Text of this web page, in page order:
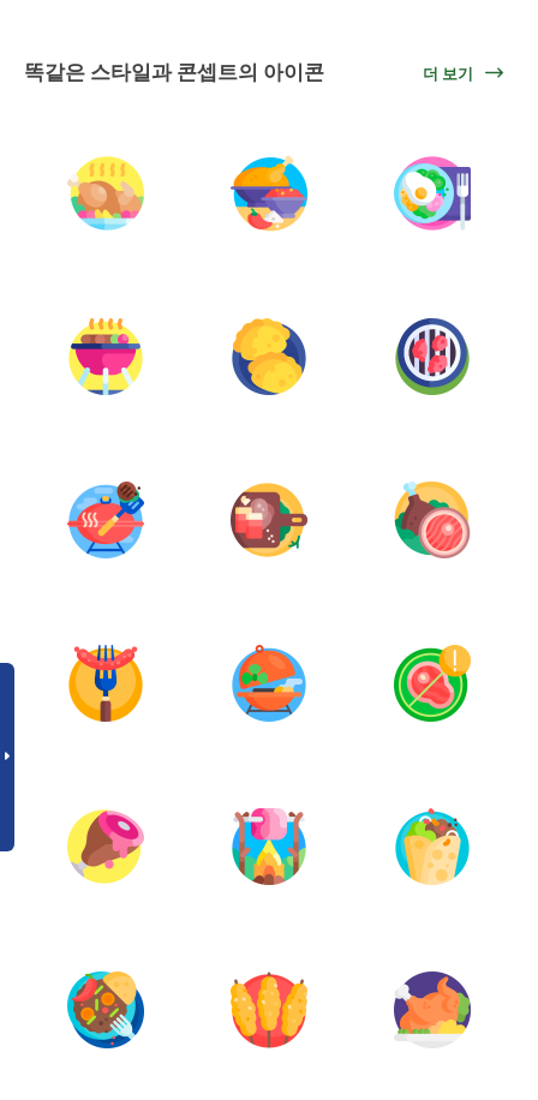
똑같은 스타일과 콘셉트의 아이콘 더 보기